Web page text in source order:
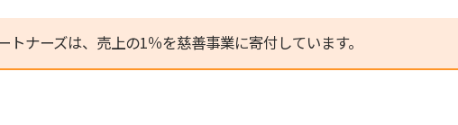
トナーズは、売上の1％を慈善事業に寄付しています。